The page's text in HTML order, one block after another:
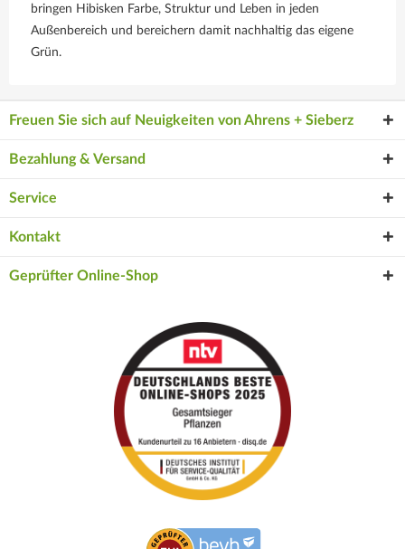
bringen Hibisken Farbe, Struktur und Leben in jeden
Außenbereich und bereichern damit nachhaltig das eigene
Grün.
Freuen Sie sich auf Neuigkeiten von Ahrens + Sieberz
Bezahlung & Versand
Service
Kontakt
Geprüfter Online-Shop